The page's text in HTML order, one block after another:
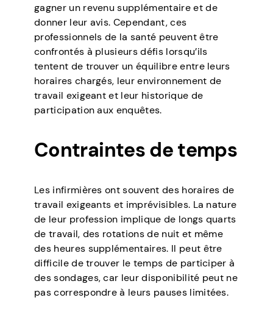
gagner un revenu supplémentaire et de
donner leur avis. Cependant, ces
professionnels de la santé peuvent être
confrontés à plusieurs défis lorsqu’ils
tentent de trouver un équilibre entre leurs
horaires chargés, leur environnement de
travail exigeant et leur historique de
participation aux enquêtes.
Contraintes de temps
Les infirmières ont souvent des horaires de
travail exigeants et imprévisibles. La nature
de leur profession implique de longs quarts
de travail, des rotations de nuit et même
des heures supplémentaires. Il peut être
difficile de trouver le temps de participer à
des sondages, car leur disponibilité peut ne
pas correspondre à leurs pauses limitées.